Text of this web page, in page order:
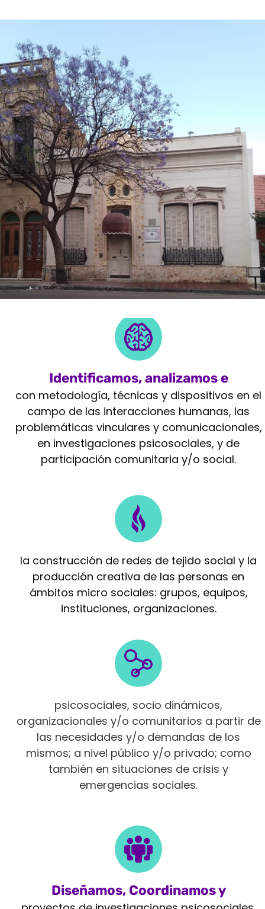
Identificamos, analizamos e
intervenimos
con metodología, técnicas y dispositivos en el
campo de las interacciones humanas, las
problemáticas vinculares y comunicacionales,
en investigaciones psicosociales, y de
participación comunitaria y/o social.
Potenciamos
la construcción de redes de tejido social y la
producción creativa de las personas en
ámbitos micro sociales: grupos, equipos,
instituciones, organizaciones.
Intervenimos en diferentes ámbitos
psicosociales, socio dinámicos,
organizacionales y/o comunitarios a partir de
las necesidades y/o demandas de los
mismos; a nivel público y/o privado; como
también en situaciones de crisis y
emergencias sociales.
Diseñamos, Coordinamos y